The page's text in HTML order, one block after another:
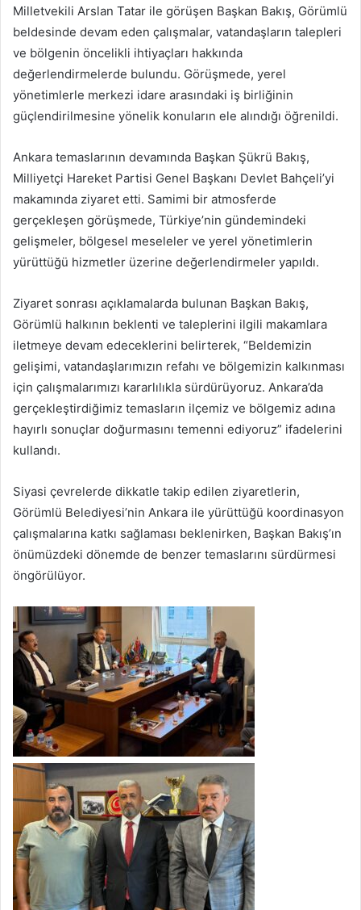
Milletvekili Arslan Tatar ile görüşen Başkan Bakış, Görümlü
beldesinde devam eden çalışmalar, vatandaşların talepleri
ve bölgenin öncelikli ihtiyaçları hakkında
değerlendirmelerde bulundu. Görüşmede, yerel
yönetimlerle merkezi idare arasındaki iş birliğinin
güçlendirilmesine yönelik konuların ele alındığı öğrenildi.
Ankara temaslarının devamında Başkan Şükrü Bakış,
Milliyetçi Hareket Partisi Genel Başkanı Devlet Bahçeli’yi
makamında ziyaret etti. Samimi bir atmosferde
gerçekleşen görüşmede, Türkiye’nin gündemindeki
gelişmeler, bölgesel meseleler ve yerel yönetimlerin
yürüttüğü hizmetler üzerine değerlendirmeler yapıldı.
Ziyaret sonrası açıklamalarda bulunan Başkan Bakış,
Görümlü halkının beklenti ve taleplerini ilgili makamlara
iletmeye devam edeceklerini belirterek, “Beldemizin
gelişimi, vatandaşlarımızın refahı ve bölgemizin kalkınması
için çalışmalarımızı kararlılıkla sürdürüyoruz. Ankara’da
gerçekleştirdiğimiz temasların ilçemiz ve bölgemiz adına
hayırlı sonuçlar doğurmasını temenni ediyoruz” ifadelerini
kullandı.
Siyasi çevrelerde dikkatle takip edilen ziyaretlerin,
Görümlü Belediyesi’nin Ankara ile yürüttüğü koordinasyon
çalışmalarına katkı sağlaması beklenirken, Başkan Bakış’ın
önümüzdeki dönemde de benzer temaslarını sürdürmesi
öngörülüyor.